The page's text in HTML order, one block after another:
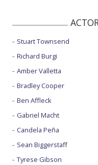
Stuart Townsend
Richard Burgi
Amber Valletta
Bradley Cooper
Ben Affleck
Gabriel Macht
Candela Peña
Sean Biggerstaff
Tyrese Gibson